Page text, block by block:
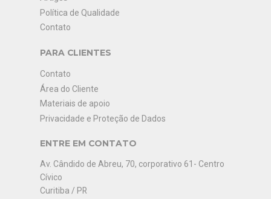
Política de Qualidade
Contato
PARA CLIENTES
Contato
Área do Cliente
Materiais de apoio
Privacidade e Proteção de Dados
ENTRE EM CONTATO
Av. Cândido de Abreu, 70, corporativo 61- Centro
Cívico
Curitiba / PR